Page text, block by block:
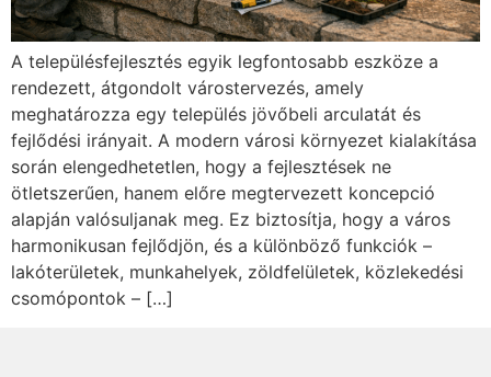
A településfejlesztés egyik legfontosabb eszköze a
rendezett, átgondolt várostervezés, amely
meghatározza egy település jövőbeli arculatát és
fejlődési irányait. A modern városi környezet kialakítása
során elengedhetetlen, hogy a fejlesztések ne
ötletszerűen, hanem előre megtervezett koncepció
alapján valósuljanak meg. Ez biztosítja, hogy a város
harmonikusan fejlődjön, és a különböző funkciók –
lakóterületek, munkahelyek, zöldfelületek, közlekedési
csomópontok – […]